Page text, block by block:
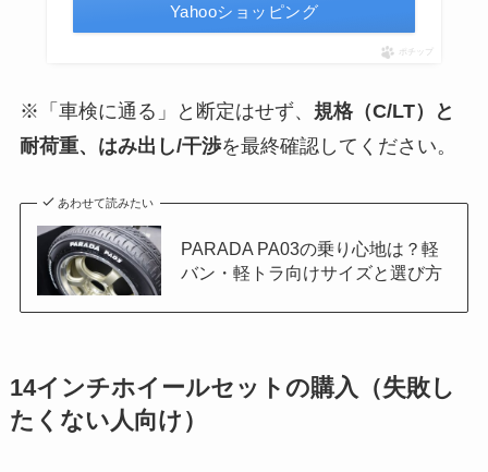
Yahooショッピング
ポチップ
※「車検に通る」と断定はせず、 規格（C/LT）と
耐荷重、はみ出し/干渉を最終確認してください。
あわせて読みたい
PARADA PA03の乗り心地は？軽
バン・軽トラ向けサイズと選び方
14インチホイールセットの購入（失敗し
たくない人向け）